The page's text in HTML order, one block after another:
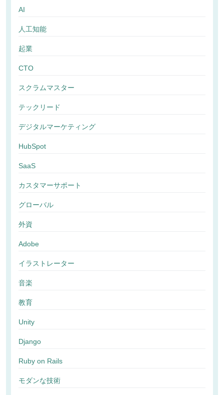
AI
人工知能
起業
CTO
スクラムマスター
テックリード
デジタルマーケティング
HubSpot
SaaS
カスタマーサポート
グローバル
外資
Adobe
イラストレーター
音楽
教育
Unity
Django
Ruby on Rails
モダンな技術